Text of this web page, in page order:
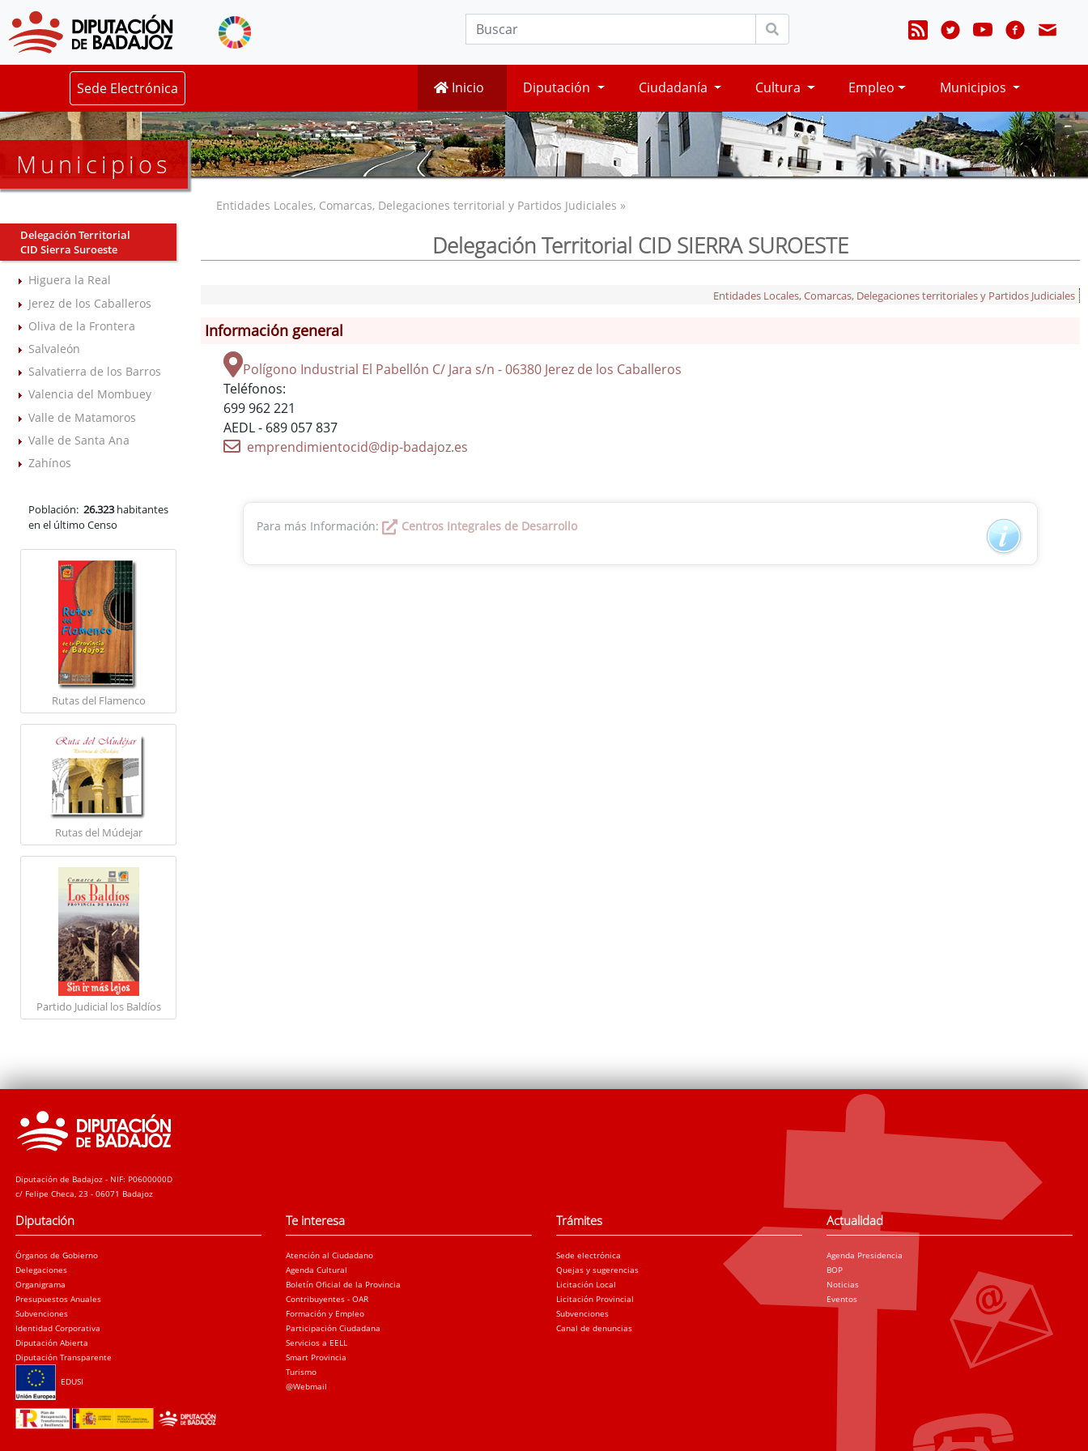
Sede Electrónica Inicio Diputación Ciudadanía Cultura Empleo Municipios
Municipios
Delegación Territorial
CID Sierra Suroeste
Higuera la Real
Jerez de los Caballeros
Oliva de la Frontera
Salvaleón
Salvatierra de los Barros
Valencia del Mombuey
Valle de Matamoros
Valle de Santa Ana
Zahínos
Población: 26.323habitantes
en el último Censo
Rutas del Flamenco
Rutas del Múdejar
Partido Judicial los Baldíos
Entidades Locales, Comarcas, Delegaciones territorial y Partidos Judiciales »
Delegación Territorial CID SIERRA SUROESTE
Entidades Locales, Comarcas, Delegaciones territoriales y Partidos Judiciales
Información general
Polígono Industrial El Pabellón C/ Jara s/n - 06380 Jerez de los Caballeros
Teléfonos:
699 962 221
AEDL - 689 057 837
emprendimientocid@dip-badajoz.es
Para más Información: Centros Integrales de Desarrollo
Diputación de Badajoz - NIF: P0600000D
c/ Felipe Checa, 23 - 06071 Badajoz
Diputación
Órganos de Gobierno
Delegaciones
Organigrama
Presupuestos Anuales
Subvenciones
Identidad Corporativa
Diputación Abierta
Diputación Transparente
EDUSI
Te interesa
Atención al Ciudadano
Agenda Cultural
Boletín Oficial de la Provincia
Contribuyentes - OAR
Formación y Empleo
Participación Ciudadana
Servicios a EELL
Smart Provincia
Turismo
@Webmail
Trámites
Sede electrónica
Quejas y sugerencias
Licitación Local
Licitación Provincial
Subvenciones
Canal de denuncias
Actualidad
Agenda Presidencia
BOP
Noticias
Eventos